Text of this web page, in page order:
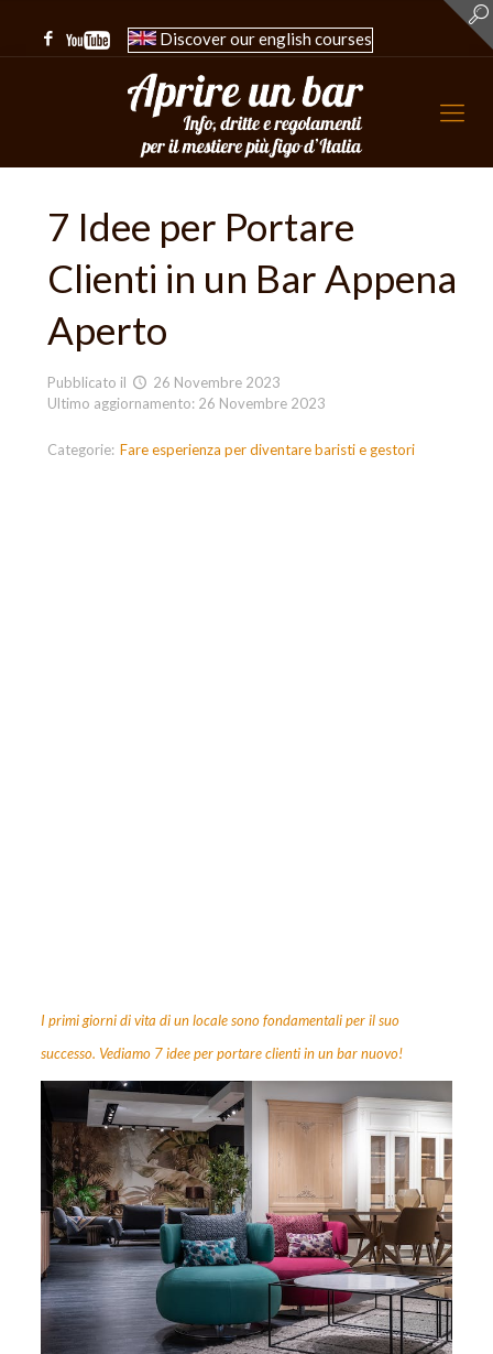
Discover our english courses
7 Idee per Portare
Clienti in un Bar Appena
Aperto
Pubblicato il
26 Novembre 2023
Ultimo aggiornamento: 26 Novembre 2023
Categorie: Fare esperienza per diventare baristi e gestori
I primi giorni di vita di un locale sono fondamentali per il suo
successo. Vediamo 7 idee per portare clienti in un bar nuovo!